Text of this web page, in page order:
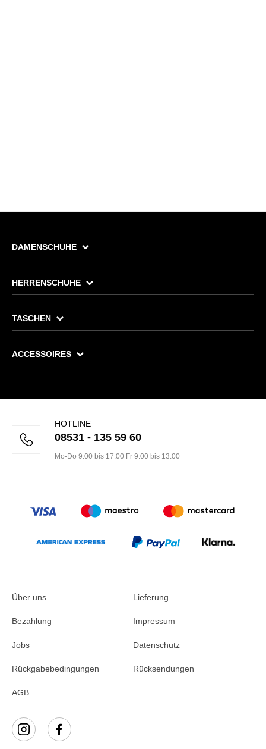
DAMENSCHUHE
HERRENSCHUHE
TASCHEN
ACCESSOIRES
HOTLINE
08531 - 135 59 60
Mo-Do 9:00 bis 17:00 Fr 9:00 bis 13:00
Über uns Lieferung
Bezahlung Impressum
Jobs Datenschutz
Rückgabebedingungen Rücksendungen
AGB